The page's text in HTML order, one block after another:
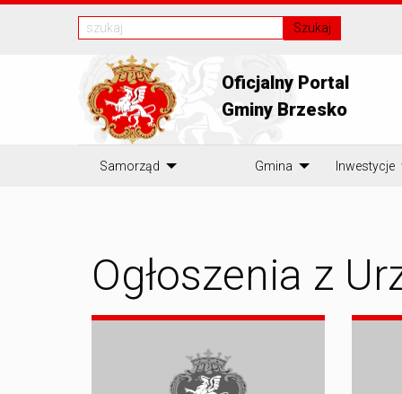
Szukaj
Oficjalny Portal
Gminy Brzesko
Samorząd Gmina Inwestycje
Ogłoszenia z